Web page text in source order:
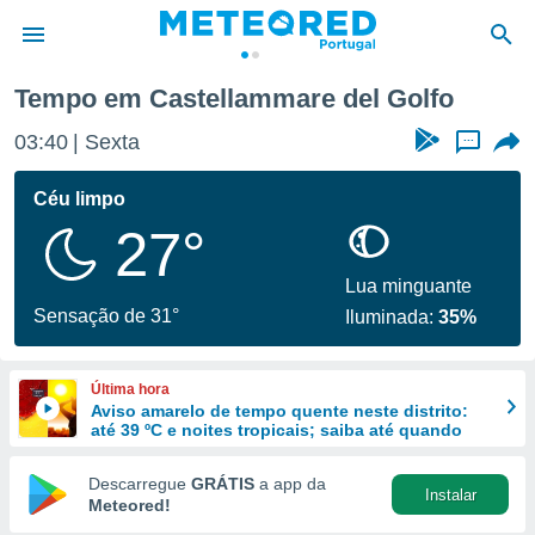
da
foi
fornecidas
a este
das
e
forma
digital
Tempo em Castellammare del Golfo
03:40 Sexta ...
Céu limpo
27°
Sensação de 31°
Lua minguante
Iluminada:35%
Última hora
Aviso amarelo de tempo quente neste distrito:
até 39 ºC e noites tropicais; saiba até quando
Descarregue GRÁTIS a app da
Meteored!
Instalar